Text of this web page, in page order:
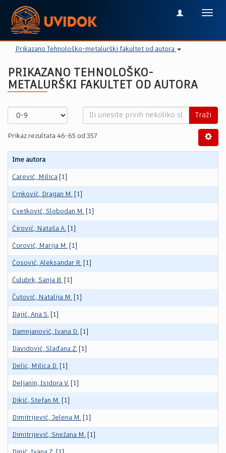
Prikazano Tehnološko-metalurški fakultet od autora
PRIKAZANO TEHNOLOŠKO-
METALURŠKI FAKULTET OD AUTORA
Traži
Prikaz rezultata 46-65 od 357
Ime autora
Carević, Milica [1]
Crnković, Dragan M. [1]
Cvetković, Slobodan M. [1]
Ćirović, Nataša A. [1]
Ćorović, Marija M. [1]
Ćosović, Aleksandar R. [1]
Ćulubrk, Sanja B. [1]
Čutović, Natalija M. [1]
Dajić, Ana S. [1]
Damnjanović, Ivana D. [1]
Davidović, Slađana Z: [1]
Delic, Milica D. [1]
Deljanin, Isidora V. [1]
Dikić, Stefan M. [1]
Dimitrijević, Jelena M. [1]
Dimitrijević, Snežana M. [1]